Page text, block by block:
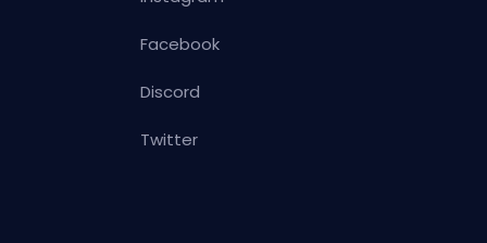
Facebook
Discord
Twitter